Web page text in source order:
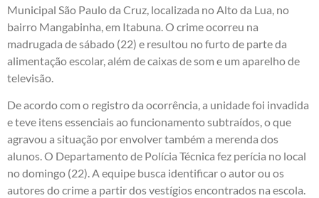
Municipal São Paulo da Cruz, localizada no Alto da Lua, no
bairro Mangabinha, em Itabuna. O crime ocorreu na
madrugada de sábado (22) e resultou no furto de parte da
alimentação escolar, além de caixas de som e um aparelho de
televisão.
De acordo com o registro da ocorrência, a unidade foi invadida
e teve itens essenciais ao funcionamento subtraídos, o que
agravou a situação por envolver também a merenda dos
alunos. O Departamento de Polícia Técnica fez perícia no local
no domingo (22). A equipe busca identificar o autor ou os
autores do crime a partir dos vestígios encontrados na escola.